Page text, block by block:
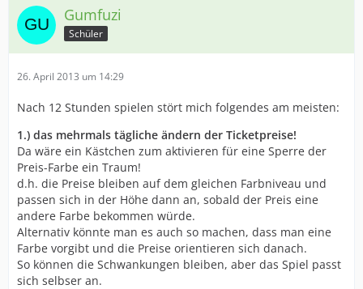
Gumfuzi
Schüler
26. April 2013 um 14:29
Nach 12 Stunden spielen stört mich folgendes am meisten:
1.) das mehrmals tägliche ändern der Ticketpreise!
Da wäre ein Kästchen zum aktivieren für eine Sperre der
Preis-Farbe ein Traum!
d.h. die Preise bleiben auf dem gleichen Farbniveau und
passen sich in der Höhe dann an, sobald der Preis eine
andere Farbe bekommen würde.
Alternativ könnte man es auch so machen, dass man eine
Farbe vorgibt und die Preise orientieren sich danach.
So können die Schwankungen bleiben, aber das Spiel passt
sich selbser an.